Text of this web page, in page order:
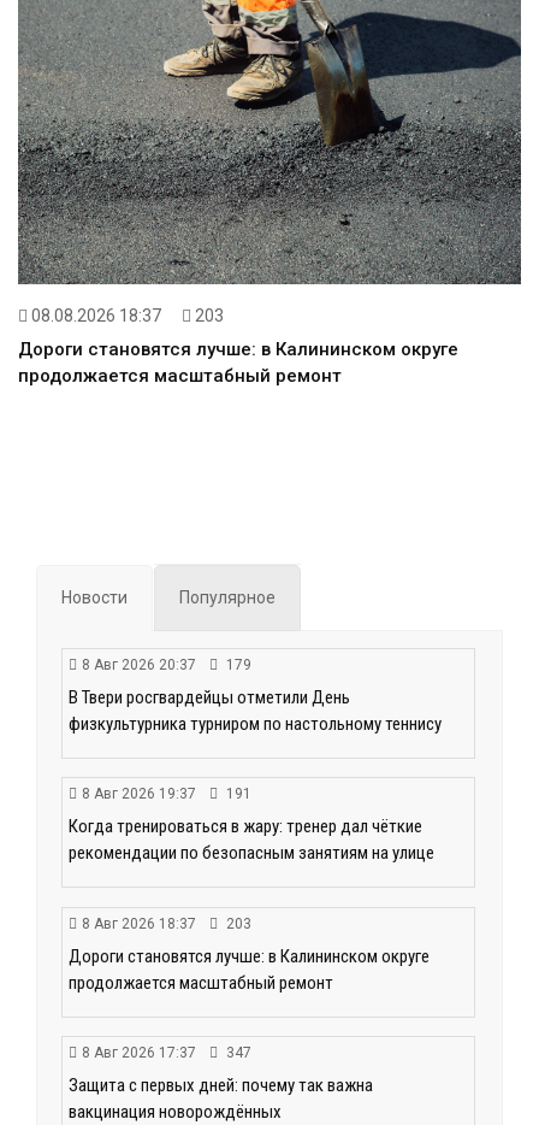
08.08.2026 18:37 203
Дороги становятся лучше: в Калининском округе
продолжается масштабный ремонт
Новости Популярное
8 Авг 2026 20:37 179
В Твери росгвардейцы отметили День
физкультурника турниром по настольному теннису
8 Авг 2026 19:37 191
Когда тренироваться в жару: тренер дал чёткие
рекомендации по безопасным занятиям на улице
8 Авг 2026 18:37 203
Дороги становятся лучше: в Калининском округе
продолжается масштабный ремонт
8 Авг 2026 17:37 347
Защита с первых дней: почему так важна
вакцинация новорождённых